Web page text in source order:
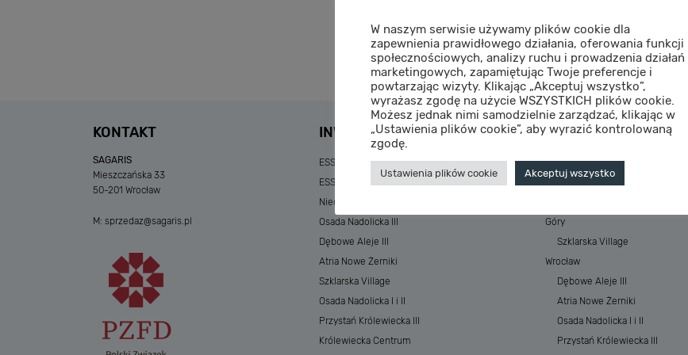
KONTAKT
SAGARIS
Mieszczańska 33
50-201 Wrocław
M: sprzedaz@sagaris.pl
INWESTYCJE
ESSENSE Baltic Resort&SPA
ESSENSE Baltic Resort&SPA II
Niedziałkowskiego Park
Osada Nadolicka III
Dębowe Aleje III
Atria Nowe Żerniki
Szklarska Village
Osada Nadolicka I i II
Przystań Królewiecka III
Królewiecka Centrum
MIASTA
Morze
Góry
Szklarska Village
Wrocław
Dębowe Aleje III
Atria Nowe Żerniki
Osada Nadolicka I i II
Przystań Królewiecka III
W naszym serwisie używamy plików cookie dla
zapewnienia prawidłowego działania, oferowania funkcji
społecznościowych, analizy ruchu i prowadzenia działań
marketingowych, zapamiętując Twoje preferencje i
powtarzając wizyty. Klikając „Akceptuj wszystko”,
wyrażasz zgodę na użycie WSZYSTKICH plików cookie.
Możesz jednak nimi samodzielnie zarządzać, klikając w
„Ustawienia plików cookie”, aby wyrazić kontrolowaną
zgodę.
Ustawienia plików cookie Akceptuj wszystko